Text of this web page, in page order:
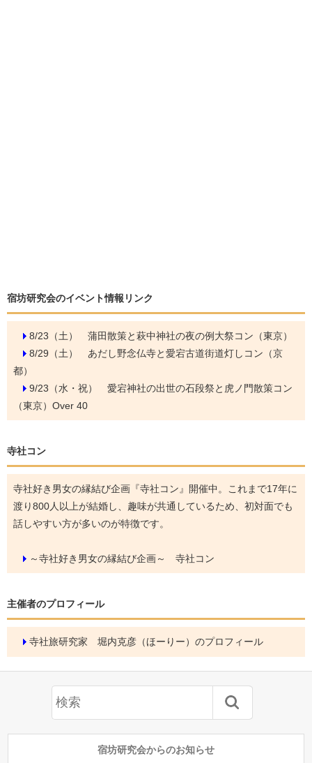
宿坊研究会のイベント情報リンク
8/23（土） 蒲田散策と萩中神社の夜の例大祭コン（東京）
8/29（土） あだし野念仏寺と愛宕古道街道灯しコン（京
都）
9/23（水・祝） 愛宕神社の出世の石段祭と虎ノ門散策コン
（東京）Over 40
寺社コン
寺社好き男女の縁結び企画『寺社コン』開催中。これまで17年に
渡り800人以上が結婚し、趣味が共通しているため、初対面でも
話しやすい方が多いのが特徴です。
～寺社好き男女の縁結び企画～ 寺社コン
主催者のプロフィール
寺社旅研究家 堀内克彦（ほーりー）のプロフィール
宿坊研究会からのお知らせ